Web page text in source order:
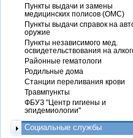
Пункты выдачи и замены
медицинских полисов (ОМС)
Пункты выдачи справок на
оружие
Пункты независимого мед.
освидетельствования на
Районные гематологи
Родильные дома
Станции переливания крови
Травмпункты
ФБУЗ "Центр гигиены и
эпидемиологии"
Социальные службы